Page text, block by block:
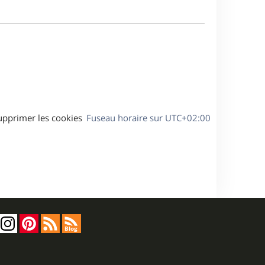
Fuseau horaire sur UTC+02:00
les cookies